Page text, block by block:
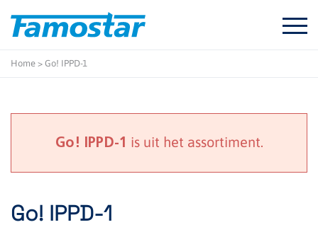
content
Home > Go! IPPD-1
Go! IPPD-1 is uit het assortiment.
Go! IPPD-1